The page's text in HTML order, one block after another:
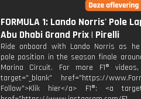
FORMULA 1: Lando Norris' Pole
Abu Dhabi Grand Prix | Pirelli
Ride onboard with Lando Norris as
pole position in the season finale
Marina Circuit. For more F1®
target="_blank" href="https://
Follow">Klik hier</a> F1®: <a